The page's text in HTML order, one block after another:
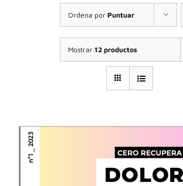
FORMACIÓN
COMUNIDAD
CONTACTO
Ordena por Puntuar
Mostrar 12 productos